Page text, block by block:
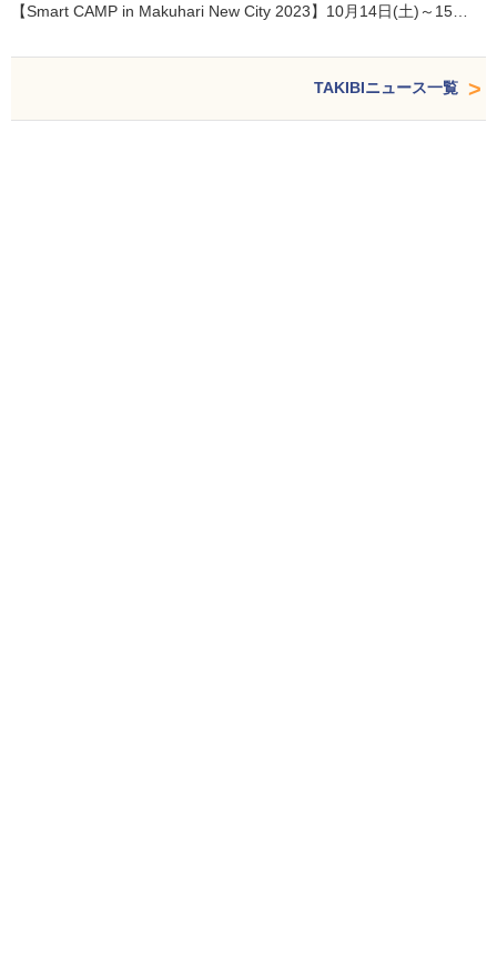
【Smart CAMP in Makuhari New City 2023】10月14日(土)～15…
TAKIBIニュース一覧